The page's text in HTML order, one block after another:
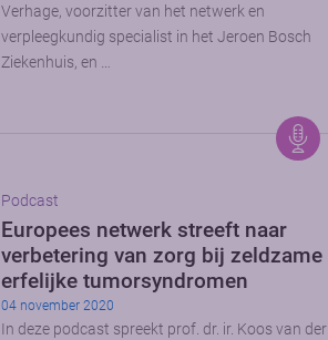
Verhage, voorzitter van het netwerk en
verpleegkundig specialist in het Jeroen Bosch
Ziekenhuis, en …
Podcast
Europees netwerk streeft naar
verbetering van zorg bij zeldzame
erfelijke tumorsyndromen
04 november 2020
In deze podcast spreekt prof. dr. ir. Koos van der